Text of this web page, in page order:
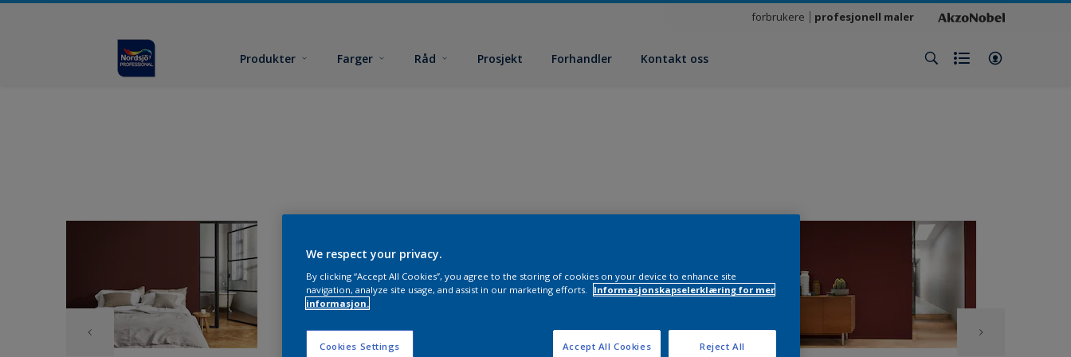
forbrukere profesjonell maler
Produkter Farger Råd Prosjekt Forhandler Kontakt oss
We respect your privacy.
By clicking “Accept All Cookies”, you agree to the storing of cookies on your device to enhance site
navigation, analyze site usage, and assist in our marketing efforts.
Informasjonskapselerklæring for mer
informasjon.
Cookies Settings Reject All
Accept All Cookies